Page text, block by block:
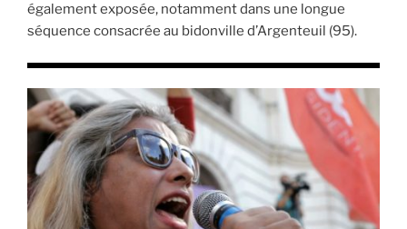
également exposée, notamment dans une longue
séquence consacrée au bidonville d’Argenteuil (95).